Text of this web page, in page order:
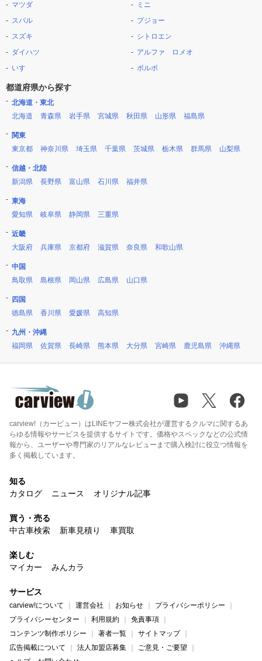
マツダ
スバル
スズキ
ダイハツ
いすゞ
ミニ
プジョー
シトロエン
アルファ ロメオ
ボルボ
都道府県から探す
北海道・東北
北海道
青森県 岩手県 宮城県 秋田県 山形県 福島県
関東
東京都
神奈川県 埼玉県 千葉県 茨城県 栃木県 群馬県 山梨県
信越・北陸
新潟県
長野県 富山県 石川県 福井県
東海
愛知県
岐阜県 静岡県 三重県
近畿
大阪府
兵庫県 京都府 滋賀県 奈良県 和歌山県
中国
鳥取県
島根県 岡山県 広島県 山口県
四国
徳島県
香川県 愛媛県 高知県
九州・沖縄
福岡県
佐賀県 長崎県 熊本県 大分県 宮崎県 鹿児島県 沖縄県
carview!（カービュー）はLINEヤフー株式会社が運営するクルマに関するあ
らゆる情報やサービスを提供するサイトです。価格やスペックなどの公式情
報から、ユーザーや専門家のリアルなレビューまで購入検討に役立つ情報を
多く掲載しています。
知る
カタログ
ニュース オリジナル記事
買う・売る
中古車検索
新車見積り 車買取
楽しむ
マイカー
みんカラ
サービス
carview!について 運営会社 お知らせ
プライバシーポリシー
プライバシーセンター
利用規約
免責事項
コンテンツ制作ポリシー
著者一覧
サイトマップ
広告掲載について
法人加盟店募集
ご意見・ご要望